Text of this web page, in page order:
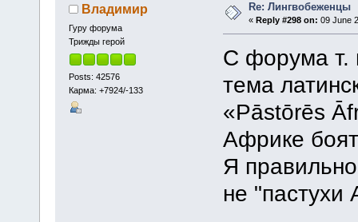
Владимир
Гуру форума
Трижды герой
Posts: 42576
Карма: +7924/-133
Re: Лингвобеженцы
« Reply #298 on: 09 June
С форума т.
тема
«Pāstōrēs
Африке
Я
не "пастухи